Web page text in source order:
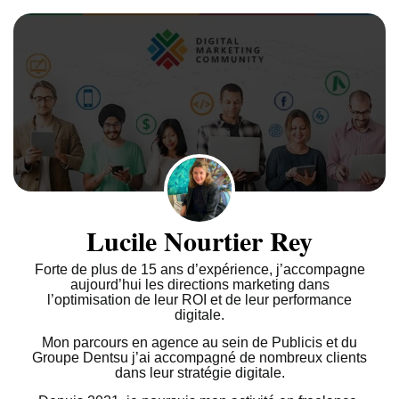
Lucile Nourtier Rey
Forte de plus de 15 ans d’expérience, j’accompagne
aujourd’hui les directions marketing dans
l’optimisation de leur ROI et de leur performance
digitale.
Mon parcours en agence au sein de Publicis et du
Groupe Dentsu j’ai accompagné de nombreux clients
dans leur stratégie digitale.